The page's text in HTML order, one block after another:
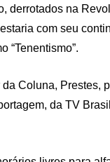
derrotados na
com seu
“Tenentismo”.
Coluna, Prestes,
da TV